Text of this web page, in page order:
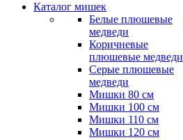
Каталог мишек
Белые плюшевые
медведи
Коричневые
плюшевые медведи
Серые плюшевые
медведи
Мишки 80 см
Мишки 100 см
Мишки 110 см
Мишки 120 см